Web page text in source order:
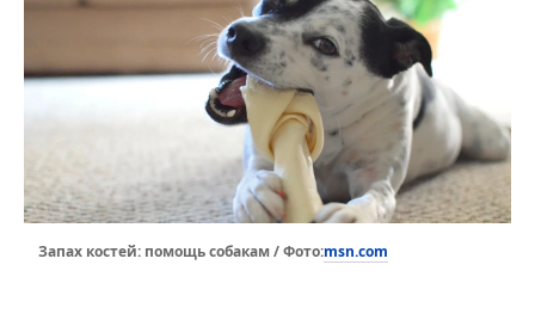
Запах костей: помощь собакам / Фото:msn.com